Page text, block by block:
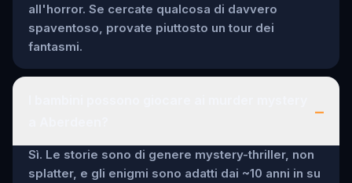
all'horror. Se cercate qualcosa di davvero
spaventoso, provate piuttosto un tour dei
fantasmi.
–
Sì. Le storie sono di genere mystery-thriller, non
splatter, e gli enigmi sono adatti dai ~10 anni in su